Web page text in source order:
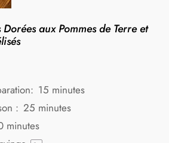
aux Pommes de Terre et
15 minutes
: 25 minutes
minutes